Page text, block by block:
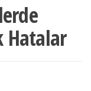
Hatalar